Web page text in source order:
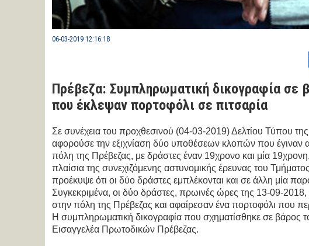
06-03-2019 12:16:18
Πρέβεζα: Συμπληρωματική δικογραφία σε
που έκλεψαν πορτοφόλι σε πιτσαρία
Σε συνέχεια του προχθεσινού (04-03-2019) Δελτίου Τύπου
αφορούσε την εξιχνίαση δύο υποθέσεων κλοπών που έγιναν
πόλη της Πρέβεζας, με δράστες έναν 19χρονο και μία
πλαίσια της συνεχιζόμενης αστυνομικής έρευνας του
προέκυψε ότι οι δύο δράστες εμπλέκονται και σε άλλη μία
Συγκεκριμένα, οι δύο δράστες, πρωινές ώρες της 13-09-2018,
στην πόλη της Πρέβεζας και αφαίρεσαν ένα πορτοφόλι που
Η συμπληρωματική δικογραφία που σχηματίσθηκε σε βάρος
Εισαγγελέα Πρωτοδικών Πρέβεζας.